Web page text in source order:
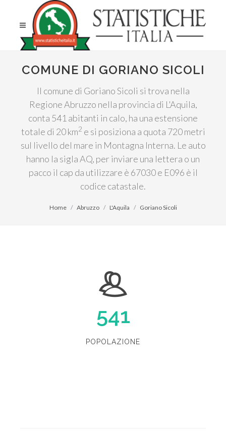
COMUNE DI GORIANO SICOLI
Il comune di Goriano Sicoli si trova nella
Regione Abruzzo nella provincia di L'Aquila,
conta 541 abitanti in calo, ha una estensione
totale di 20 km2 e si posiziona a quota 720 metri
sul livello del mare in Montagna Interna. Le auto
hanno la sigla AQ, per inviare una lettera o un
pacco il cap da utilizzare è 67030 e E096 è il
codice catastale.
Home Abruzzo L'Aquila Goriano Sicoli
541
POPOLAZIONE